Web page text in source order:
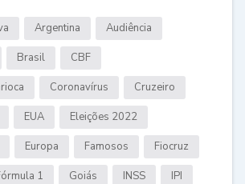
Argentina Audiência
Brasil CBF
Coronavírus Cruzeiro
EUA Eleições 2022
Europa Famosos Fiocruz
1 Goiás INSS IPI